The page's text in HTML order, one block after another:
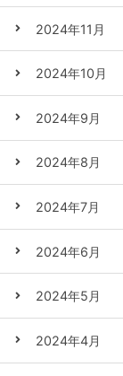
2024年11月
2024年10月
2024年9月
2024年8月
2024年7月
2024年6月
2024年5月
2024年4月